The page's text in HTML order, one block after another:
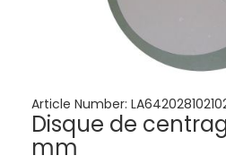
Article Number:
Disque de
mm